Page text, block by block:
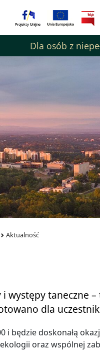
Dla osób z
Aktualność
występy taneczne
dla
i będzie doskonałą
oraz wspólnej